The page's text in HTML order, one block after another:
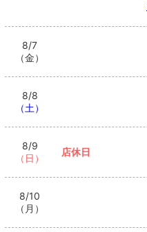
8/7
（金）
8/8
（土）
8/9
（日）
店休日
8/10
（月）